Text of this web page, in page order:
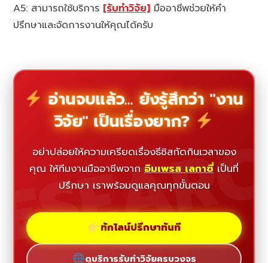
A5: สามารถใช้บริการ [รับทำวิจัย] มืออาชีพช่วยให้คำ
ปรึกษาและจัดการงานให้คุณได้ครับ
อ่านจบแล้ว... ยังรู้สึกว่า "งาน
วิจัย" เป็นเรื่องยาก?
อย่าปล่อยให้ความเครียดเรื่องธีซิสกัดกินเวลาของ
คุณ ให้ทีมงานมืออาชีพจาก อิมเพรส เลกาซี่ เป็นที่
ปรึกษา เราพร้อมดูแลคุณทุกขั้นตอน
ทักไลน์ปรึกษาทันที
ดูบริการรับทำวิจัยครบวงจร